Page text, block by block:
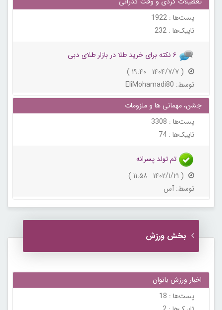
پست‌ها : 1922
تاپیک‌ها : 232
۶ نکته برای خرید طلا در بازار طلای دبی
( ۱۴۰۴/۷/۷ ۱۹:۴۰ )
توسط: EliMohamadi80
جشن، مهمانی ها و ملزومات
پست‌ها : 3308
تاپیک‌ها : 74
تم تولد پسرانه
( ۱۴۰۲/۱/۲۱ ۱۱:۵۸ )
توسط: آس
بخش ورزش
اخبار ورزش بانوان
پست‌ها : 18